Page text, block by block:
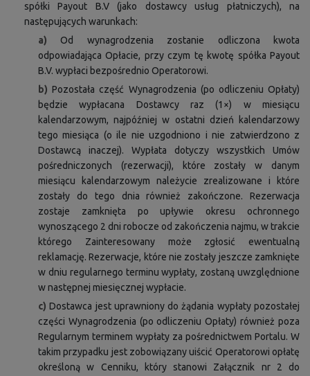
spółki Payout B.V (jako dostawcy usług płatniczych), na
następujących warunkach:
a)Od wynagrodzenia zostanie odliczona kwota
odpowiadająca Opłacie, przy czym tę kwotę spółka Payout
B.V. wypłaci bezpośrednio Operatorowi.
b)Pozostała część Wynagrodzenia (po odliczeniu Opłaty)
będzie wypłacana Dostawcy raz (1×) w miesiącu
kalendarzowym, najpóźniej w ostatni dzień kalendarzowy
tego miesiąca (o ile nie uzgodniono i nie zatwierdzono z
Dostawcą inaczej). Wypłata dotyczy wszystkich Umów
pośredniczonych (rezerwacji), które zostały w danym
miesiącu kalendarzowym należycie zrealizowane i które
zostały do tego dnia również zakończone. Rezerwacja
zostaje zamknięta po upływie okresu ochronnego
wynoszącego 2 dni robocze od zakończenia najmu, w trakcie
którego Zainteresowany może zgłosić ewentualną
reklamację. Rezerwacje, które nie zostały jeszcze zamknięte
w dniu regularnego terminu wypłaty, zostaną uwzględnione
w następnej miesięcznej wypłacie.
c)Dostawca jest uprawniony do żądania wypłaty pozostałej
części Wynagrodzenia (po odliczeniu Opłaty) również poza
Regularnym terminem wypłaty za pośrednictwem Portalu. W
takim przypadku jest zobowiązany uiścić Operatorowi opłatę
określoną w Cenniku, który stanowi Załącznik nr 2 do